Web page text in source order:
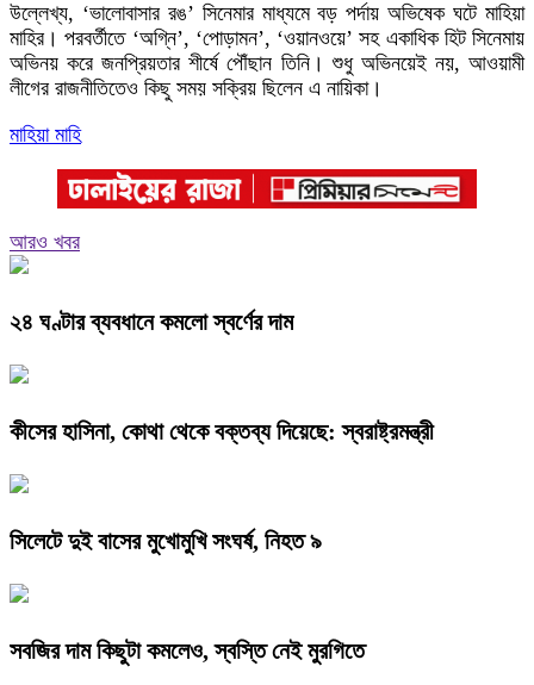
উল্লেখ্য, ‘ভালোবাসার রঙ’ সিনেমার মাধ্যমে বড় পর্দায় অভিষেক ঘটে মাহিয়া
মাহির। পরবর্তীতে ‘অগ্নি’, ‘পোড়ামন’, ‘ওয়ানওয়ে’ সহ একাধিক হিট সিনেমায়
অভিনয় করে জনপ্রিয়তার শীর্ষে পৌঁছান তিনি। শুধু অভিনয়েই নয়, আওয়ামী
লীগের রাজনীতিতেও কিছু সময় সক্রিয় ছিলেন এ নায়িকা।
মাহিয়া মাহি
আরও খবর
২৪ ঘণ্টার ব্যবধানে কমলো স্বর্ণের দাম
কীসের হাসিনা, কোথা থেকে বক্তব্য দিয়েছে: স্বরাষ্ট্রমন্ত্রী
সিলেটে দুই বাসের মুখোমুখি সংঘর্ষ, নিহত ৯
সবজির দাম কিছুটা কমলেও, স্বস্তি নেই মুরগিতে